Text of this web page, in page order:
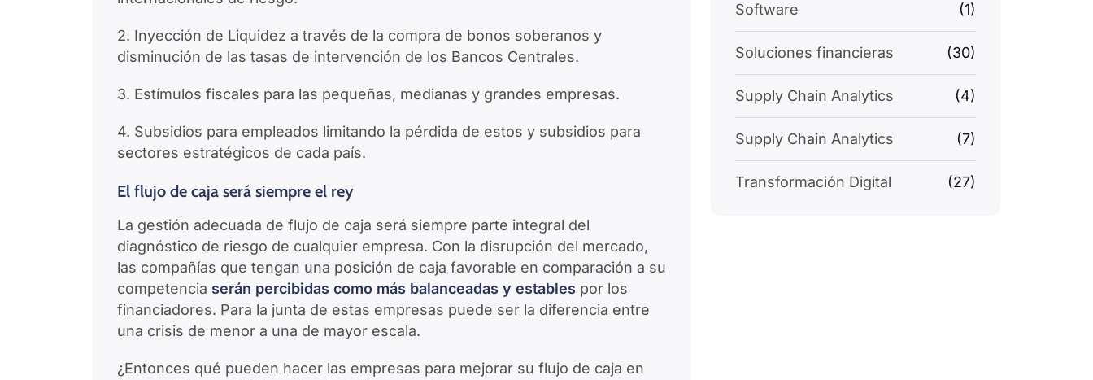
2. Inyección de Liquidez a través de la compra de bonos soberanos y
disminución de las tasas de intervención de los Bancos Centrales.
3. Estímulos fiscales para las pequeñas, medianas y grandes empresas.
4. Subsidios para empleados limitando la pérdida de estos y subsidios para
sectores estratégicos de cada país.
El flujo de caja será siempre el rey
La gestión adecuada de flujo de caja será siempre parte integral del
diagnóstico de riesgo de cualquier empresa. Con la disrupción del mercado,
las compañías que tengan una posición de caja favorable en comparación a su
competencia serán percibidas como más balanceadas y estables por los
financiadores. Para la junta de estas empresas puede ser la diferencia entre
una crisis de menor a una de mayor escala.
¿Entonces qué pueden hacer las empresas para mejorar su flujo de caja en
Software (1)
Soluciones financieras (30)
Supply Chain Analytics (4)
Supply Chain Analytics (7)
Transformación Digital (27)